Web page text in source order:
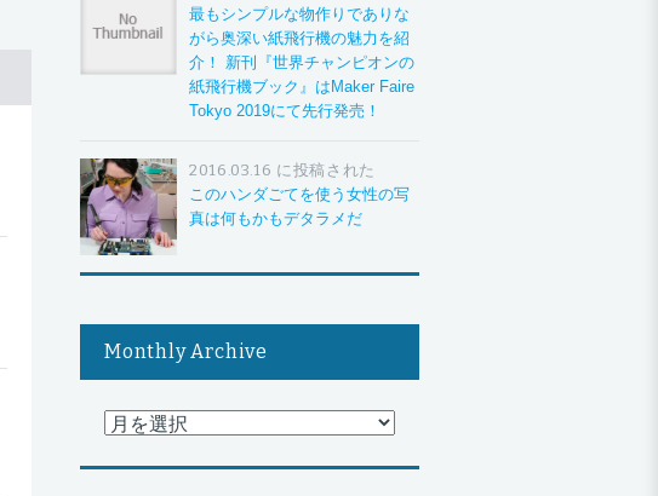
最もシンプルな物作りでありな
がら奥深い紙飛行機の魅力を紹
介！ 新刊『世界チャンピオンの
紙飛行機ブック』はMaker Faire
Tokyo 2019にて先行発売！
2016.03.16 に投稿された
このハンダごてを使う女性の写
真は何もかもデタラメだ
Monthly Archive